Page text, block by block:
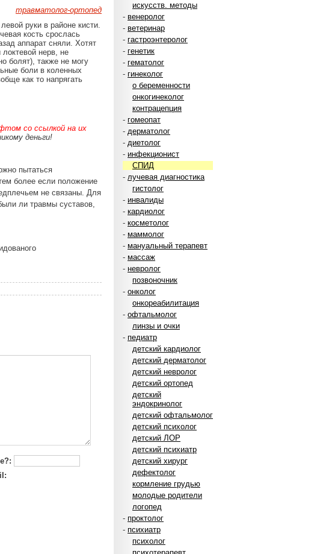
искусств. методы
- венеролог
- ветеринар
- гастроэнтеролог
- генетик
- гематолог
- гинеколог
о беременности
онкогинеколог
контрацепция
- гомеопат
- дерматолог
- диетолог
- инфекционист
СПИД
- лучевая диагностика
гистолог
- инвалиды
- кардиолог
- косметолог
- маммолог
- мануальный терапевт
- массаж
- невролог
позвоночник
- онколог
онкореабилитация
- офтальмолог
линзы и очки
- педиатр
детский кардиолог
детский дерматолог
детский невролог
детский ортопед
детский
эндокринолог
детский офтальмолог
детский психолог
детский ЛОР
детский психиатр
детский хирург
дефектолог
кормление грудью
молодые родители
логопед
- проктолог
- психиатр
психолог
травматолог-ортопед
руки в районе кисти.
кость срослась
аппарат сняли. Хотят
нерв, не
болят), также не могу
боли в коленных
как то напрягать
со ссылкой на их
деньги!
пытаться
более если положение
не связаны. Для
ли травмы суставов,